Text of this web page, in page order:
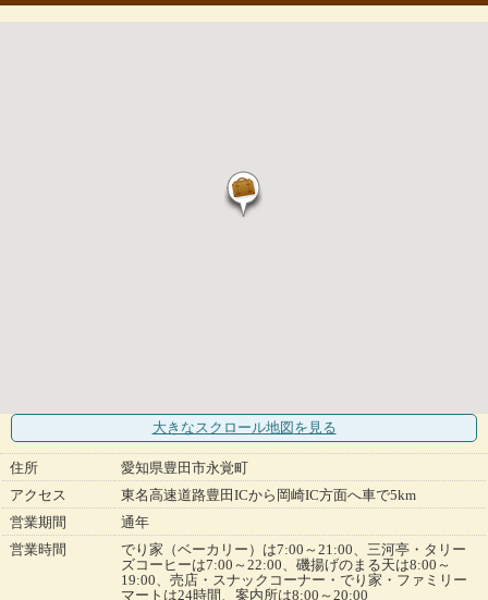
大きなスクロール地図 を見る
住所
愛知県豊田市永覚町
アクセス
東名高速道路豊田ICから岡崎IC方面へ車で5km
営業期間
通年
営業時間
でり家（ベーカリー）は7:00～21:00、三河亭・タリー
ズコーヒーは7:00～22:00、磯揚げのまる天は8:00～
19:00、売店・スナックコーナー・でり家・ファミリー
マートは24時間、案内所は8:00～20:00